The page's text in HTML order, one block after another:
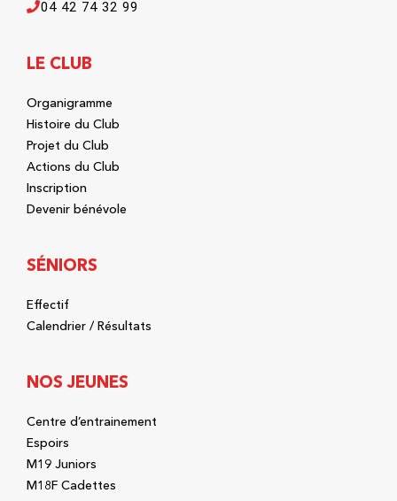
04 42 74 32 99
LE CLUB
Organigramme
Histoire du Club
Projet du Club
Actions du Club
Inscription
Devenir bénévole
SÉNIORS
Effectif
Calendrier / Résultats
NOS JEUNES
Centre d’entrainement
Espoirs
M19 Juniors
M18F Cadettes